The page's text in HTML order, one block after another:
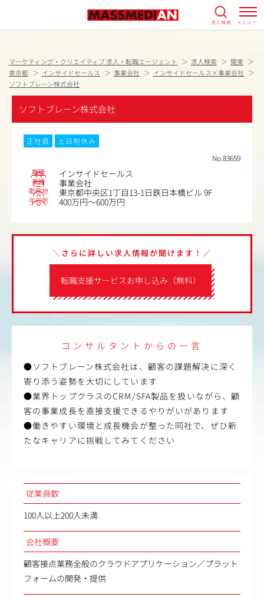
求人検索 メニュー
マーケティング・クリエイティブ 求人・転職エージェント 求人検索
関東
東京都
インサイドセールス 事業会社
インサイドセールス×事業会社
ソフトブレーン株式会社
ソフトブレーン株式会社
正社員
土日祝休み
No.83659
職種 インサイドセールス
業種 事業会社
勤務地 東京都中央区1丁目13-1日鉄日本橋ビル 9F
年収例 400万円～600万円
転職支援サービスお申し込み（無料）
＼さらに詳しい求人情報が聞けます！／
コンサルタントからの一言
●ソフトブレーン株式会社は、顧客の課題解決に深く
寄り添う姿勢を大切にしています
●業界トップクラスのCRM/SFA製品を扱いながら、顧
客の事業成長を直接支援できるやりがいがあります
●働きやすい環境と成長機会が整った同社で、ぜひ新
たなキャリアに挑戦してみてください
従業員数
100人以上200人未満
会社概要
顧客接点業務全般のクラウドアプリケーション／プラット
フォームの開発・提供